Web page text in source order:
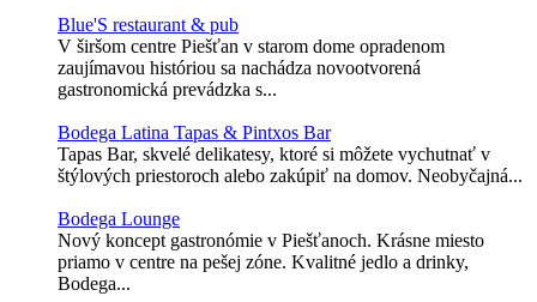
Blue'S restaurant & pub
V širšom centre Piešťan v starom dome opradenom
zaujímavou históriou sa nachádza novootvorená
gastronomická prevádzka s...
Bodega Latina Tapas & Pintxos Bar
Tapas Bar, skvelé delikatesy, ktoré si môžete vychutnať v
štýlových priestoroch alebo zakúpiť na domov. Neobyčajná...
Bodega Lounge
Nový koncept gastronómie v Piešťanoch. Krásne miesto
priamo v centre na pešej zóne. Kvalitné jedlo a drinky,
Bodega...